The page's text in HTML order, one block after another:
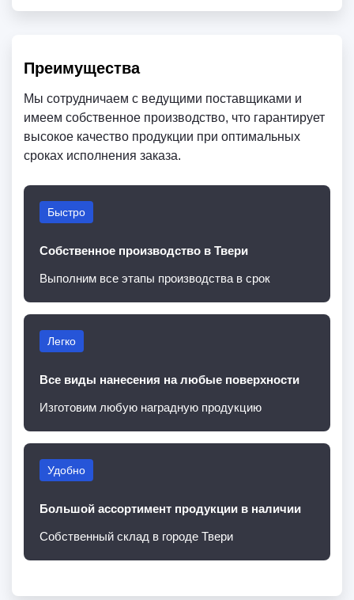
Преимущества
Мы сотрудничаем с ведущими поставщиками и
имеем собственное производство, что гарантирует
высокое качество продукции при оптимальных
сроках исполнения заказа.
Быстро
Собственное производство в Твери
Выполним все этапы производства в срок
Легко
Все виды нанесения на любые поверхности
Изготовим любую наградную продукцию
Удобно
Большой ассортимент продукции в наличии
Собственный склад в городе Твери